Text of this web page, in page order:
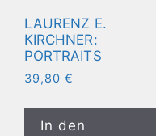
LAURENZ E.
KIRCHNER:
PORTRAITS
39,80 €
In den